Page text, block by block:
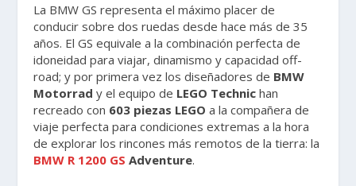
La BMW GS representa el máximo placer de
conducir sobre dos ruedas desde hace más de 35
años. El GS equivale a la combinación perfecta de
idoneidad para viajar, dinamismo y capacidad off-
road; y por primera vez los diseñadores de BMW
Motorrad y el equipo de LEGO Technic han
recreado con 603 piezas LEGO a la compañera de
viaje perfecta para condiciones extremas a la hora
de explorar los rincones más remotos de la tierra: la
BMW R 1200 GS Adventure.